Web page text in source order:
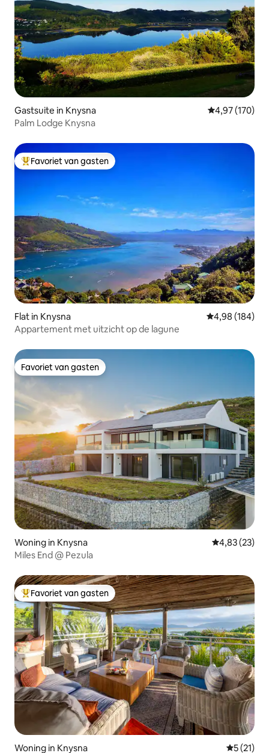
Gastsuite in Knysna Gemiddelde
4,97 (170)
Palm Lodge Knysna
Topfavoriet van gasten
Favoriet van gasten
Flat in Knysna Gemiddelde
4,98 (184)
Appartement met uitzicht op de lagune
Favoriet van gasten
Favoriet van gasten
Woning in Knysna Gemiddelde
4,83 (23)
Miles End @ Pezula
Topfavoriet van gasten
Favoriet van gasten
Woning in Knysna 5 (21)